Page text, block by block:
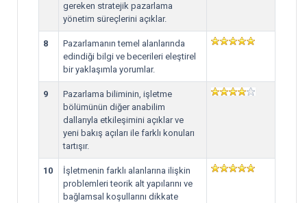
gereken stratejik pazarlama
yönetim süreçlerini açıklar.
8
Pazarlamanın temel alanlarında
edindiği bilgi ve becerileri eleştirel
bir yaklaşımla yorumlar.
9
Pazarlama biliminin, işletme
bölümünün diğer anabilim
dallarıyla etkileşimini açıklar ve
yeni bakış açıları ile farklı konuları
tartışır.
10
İşletmenin farklı alanlarına ilişkin
problemleri teorik alt yapılarını ve
bağlamsal koşullarını dikkate